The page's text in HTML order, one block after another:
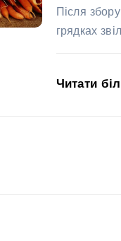
Після
грядках
Читати